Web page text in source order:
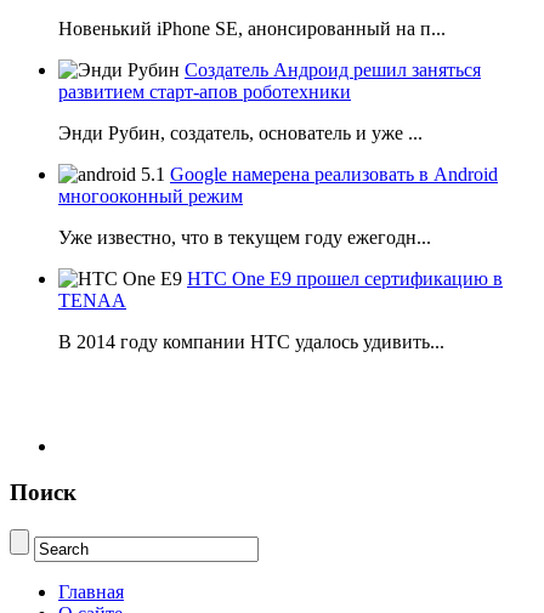
Новенький iPhone SE, анонсированный на п...
Создатель Андроид решил заняться
развитием старт-апов роботехники
Энди Рубин, создатель, основатель и уже ...
Google намерена реализовать в Android
многооконный режим
Уже известно, что в текущем году ежегодн...
HTC One E9 прошел сертификацию в
TENAA
В 2014 году компании НТС удалось удивить...
Поиск
Главная